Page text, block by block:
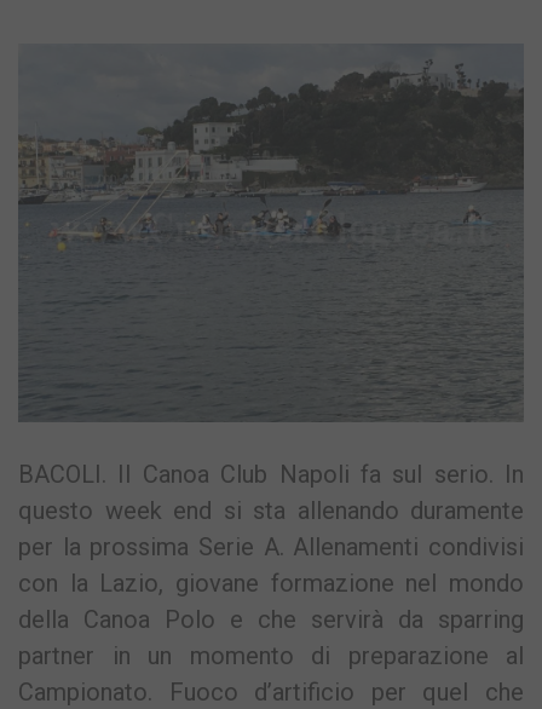
BACOLI. Il Canoa Club Napoli fa sul serio. In
questo week end si sta allenando duramente
per la prossima Serie A. Allenamenti condivisi
con la Lazio, giovane formazione nel mondo
della Canoa Polo e che servirà da sparring
partner in un momento di preparazione al
Campionato. Fuoco d’artificio per quel che